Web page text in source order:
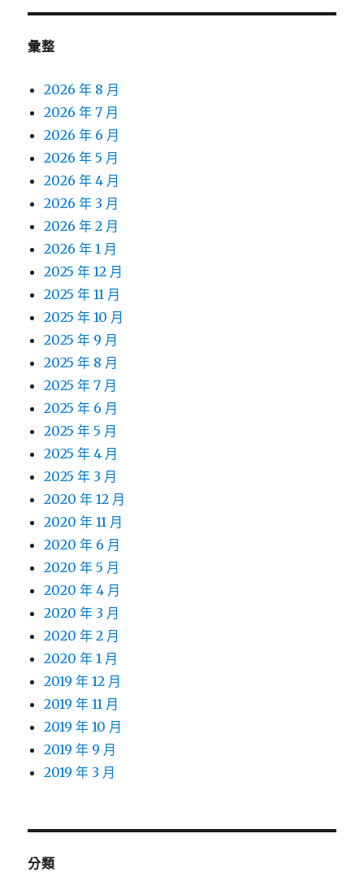
彙整
2026 年 8 月
2026 年 7 月
2026 年 6 月
2026 年 5 月
2026 年 4 月
2026 年 3 月
2026 年 2 月
2026 年 1 月
2025 年 12 月
2025 年 11 月
2025 年 10 月
2025 年 9 月
2025 年 8 月
2025 年 7 月
2025 年 6 月
2025 年 5 月
2025 年 4 月
2025 年 3 月
2020 年 12 月
2020 年 11 月
2020 年 6 月
2020 年 5 月
2020 年 4 月
2020 年 3 月
2020 年 2 月
2020 年 1 月
2019 年 12 月
2019 年 11 月
2019 年 10 月
2019 年 9 月
2019 年 3 月
分類